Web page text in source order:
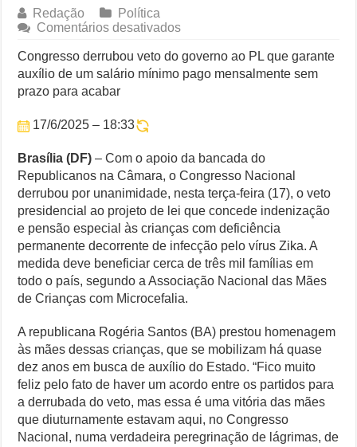
O Que Está Por Trás do Escândalo de R$ 308 Mi em MT?
Especialistas Revelam os Riscos dos Ventos de 76 km/h no Rio
Família Livre, Senador Investigado: O Que Mudou na Operação
Controverso: IBS e CBS Dividem Empresários na Reforma
Redação
Política
Comentários desativadosem
histórica:
3
mil
de
Zika
conquistam
pensão
vitalícia
Congresso derrubou veto do governo ao PL que garante
auxílio de um salário mínimo pago mensalmente sem
prazo para acabar
17/6/2025 – 18:33
Brasília (DF) – Com o apoio da bancada do
Republicanos na Câmara, o Congresso Nacional
derrubou por unanimidade, nesta terça-feira (17), o veto
presidencial ao projeto de lei que concede indenização
e pensão especial às crianças com deficiência
permanente decorrente de infecção pelo vírus Zika. A
medida deve beneficiar cerca de três mil famílias em
todo o país, segundo a Associação Nacional das Mães
de Crianças com Microcefalia.
A republicana Rogéria Santos (BA) prestou homenagem
às mães dessas crianças, que se mobilizam há quase
dez anos em busca de auxílio do Estado. “Fico muito
feliz pelo fato de haver um acordo entre os partidos para
a derrubada do veto, mas essa é uma vitória das mães
que diuturnamente estavam aqui, no Congresso
Nacional, numa verdadeira peregrinação de lágrimas, de